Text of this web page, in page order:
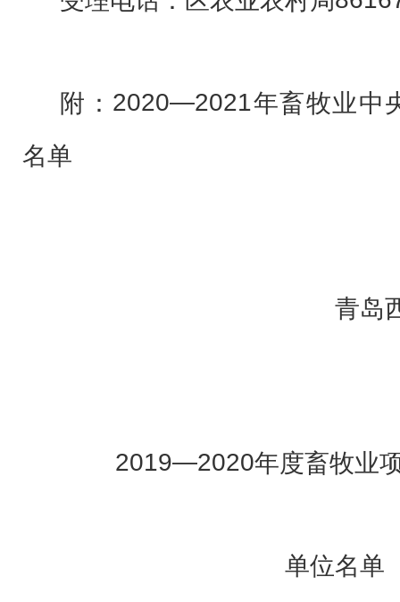
附： 2020—2021年畜牧业中
名单
青岛
2019—2020年度畜牧业
单位名单